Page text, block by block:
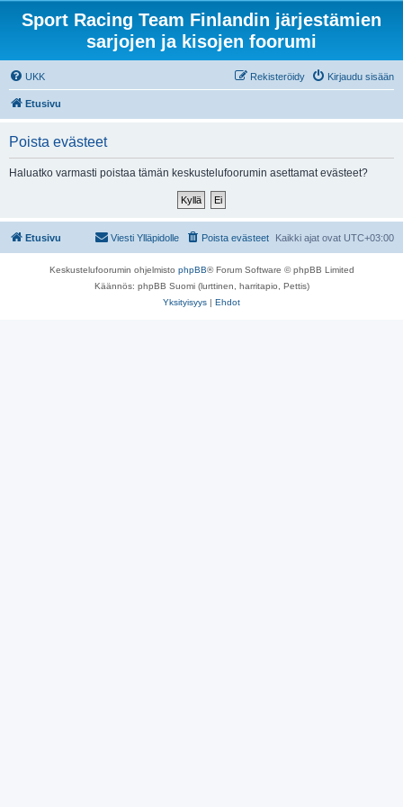
Sport Racing Team Finlandin järjestämien
sarjojen ja kisojen foorumi
UKK Kirjaudu sisään
Rekisteröidy
Etusivu
Poista evästeet
Haluatko varmasti poistaa tämän keskustelufoorumin asettamat evästeet?
Etusivu Kaikki ajat ovat UTC+03:00
Poista evästeet
Viesti Ylläpidolle
Keskustelufoorumin ohjelmisto phpBB® Forum Software © phpBB Limited
Käännös: phpBB Suomi (lurttinen, harritapio, Pettis)
Yksityisyys | Ehdot